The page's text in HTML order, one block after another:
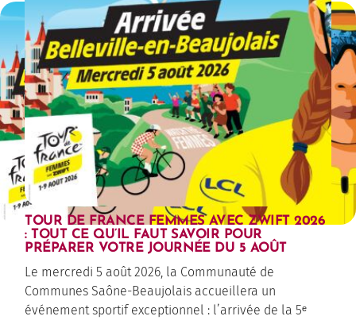
TOUR DE FRANCE FEMMES AVEC ZWIFT 2026
: TOUT CE QU’IL FAUT SAVOIR POUR
PRÉPARER VOTRE JOURNÉE DU 5 AOÛT
Le mercredi 5 août 2026, la Communauté de
Communes Saône-Beaujolais accueillera un
événement sportif exceptionnel : l’arrivée de la 5ᵉ